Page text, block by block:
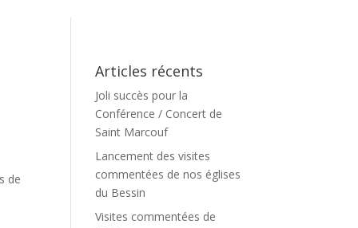
de
Articles récents
Joli succès pour la
Conférence / Concert de
Saint Marcouf
Lancement des visites
commentées de nos églises
du Bessin
Visites commentées de